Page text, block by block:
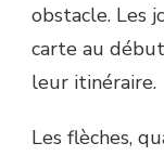
obstacle. Les
carte au
leur itinéraire.
Les flèches,